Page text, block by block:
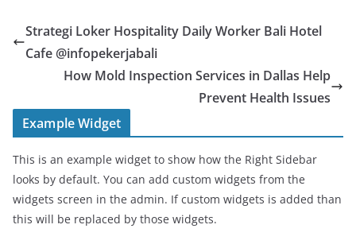
Strategi Loker Hospitality Daily Worker Bali Hotel
Cafe @infopekerjabali
How Mold Inspection Services in Dallas Help
Prevent Health Issues
Example Widget
This is an example widget to show how the Right Sidebar
looks by default. You can add custom widgets from the
widgets screen in the admin. If custom widgets is added than
this will be replaced by those widgets.